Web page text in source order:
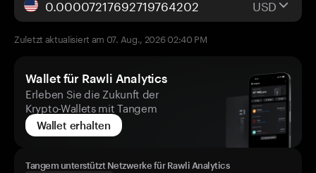
USD
Zuletzt aktualisiert am 07. Aug., 2026 02:40 PM
Wallet für Rawli Analytics
Erleben Sie die Zukunft der
Krypto-Wallets mit Tangem
Wallet erhalten
Tangem unterstützt Netzwerke für Rawli Analytics